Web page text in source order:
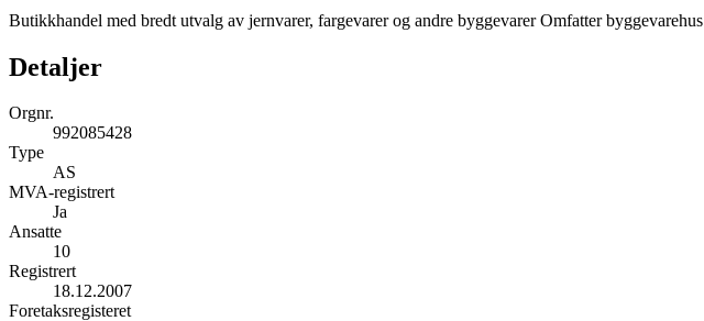
Butikkhandel med bredt utvalg av jernvarer, fargevarer og andre byggevarer Omfatter byggevarehus
Detaljer
Orgnr.
992085428
Type
AS
MVA-registrert
Ja
Ansatte
10
Registrert
18.12.2007
Foretaksregisteret